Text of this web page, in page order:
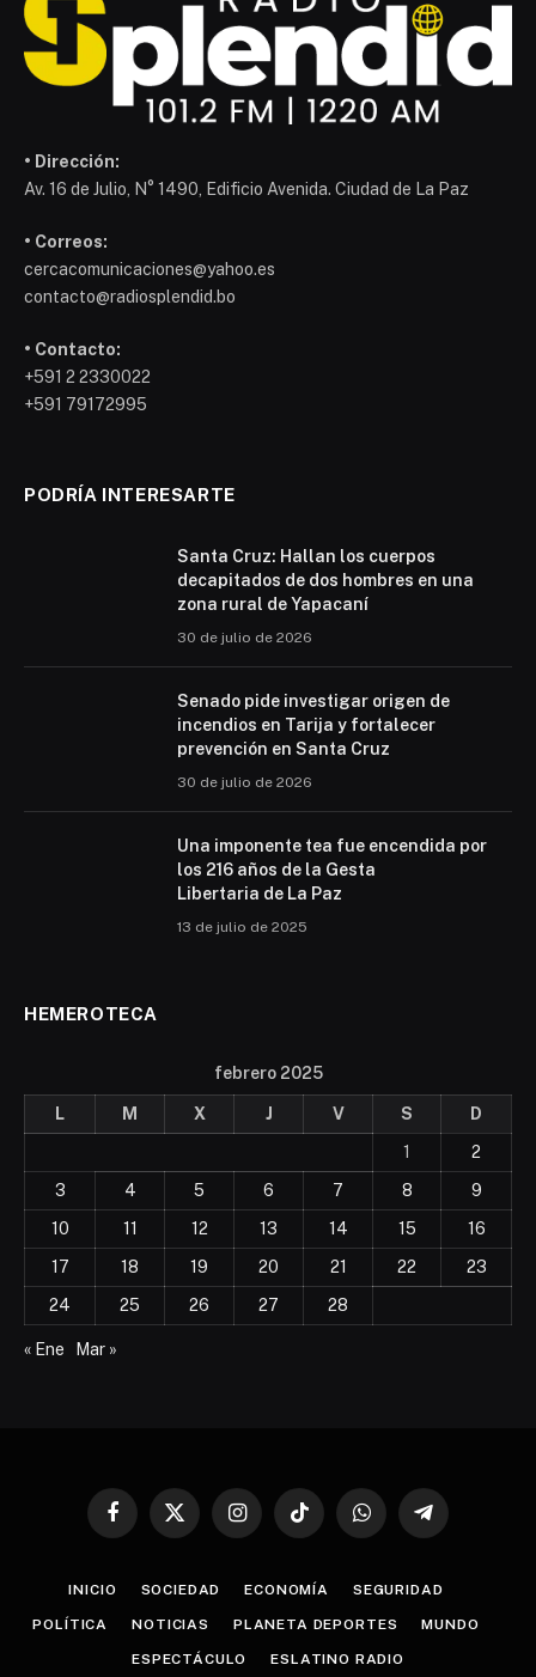
• Dirección:
Av. 16 de Julio, N° 1490, Edificio Avenida. Ciudad de La Paz
• Correos:
cercacomunicaciones@yahoo.es
contacto@radiosplendid.bo
• Contacto:
+591 2 2330022
+591 79172995
PODRÍA INTERESARTE
Santa Cruz: Hallan los cuerpos
decapitados de dos hombres en una
zona rural de Yapacaní
30 de julio de 2026
Senado pide investigar origen de
incendios en Tarija y fortalecer
prevención en Santa Cruz
30 de julio de 2026
Una imponente tea fue encendida por
los 216 años de la Gesta
Libertaria de La Paz
13 de julio de 2025
HEMEROTECA
febrero 2025
L M X J V S
D
1
2
3
4 5 6 7 8
9
10
11 12 13 14 15
16
17
18 19 20 21 22
23
24
25 26 27 28
« Ene Mar »
Facebook
X
InstagramTikTok WhatsAppTelegram
INICIO SOCIEDAD ECONOMÍA SEGURIDAD
POLÍTICA NOTICIAS PLANETA DEPORTES MUNDO
ESPECTÁCULO ESLATINO RADIO